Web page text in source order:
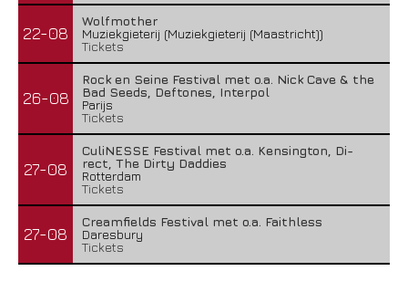
22-08
Wolfmother
Muziekgieterij (Muziekgieterij (Maastricht))
Tickets
26-08
Rock en Seine Festival met o.a. Nick Cave & the
Bad Seeds, Deftones, Interpol
Parijs
Tickets
27-08
CuliNESSE Festival met o.a. Kensington, Di-
rect, The Dirty Daddies
Rotterdam
Tickets
27-08
Creamfields Festival met o.a. Faithless
Daresbury
Tickets